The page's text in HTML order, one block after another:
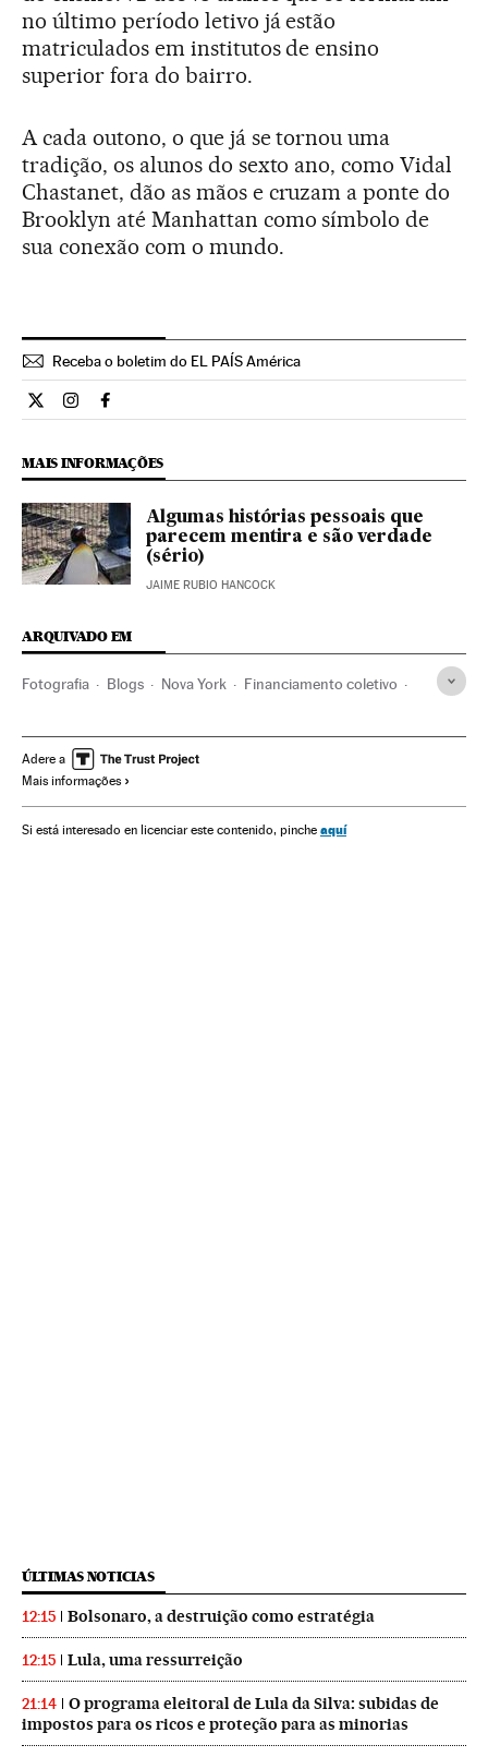
no último período letivo já estão
matriculados em institutos de ensino
superior fora do bairro.
A cada outono, o que já se tornou uma
tradição, os alunos do sexto ano, como Vidal
Chastanet, dão as mãos e cruzam a ponte do
Brooklyn até Manhattan como símbolo de
sua conexão com o mundo.
Receba o boletim do EL PAÍS América
Estilo El País Brasil en Twitter
Estilo El País Brasil en Instagram
Estilo El País Brasil en Facebook
MAIS INFORMAÇÕES
Algumas histórias pessoais que
parecem mentira e são verdade
(sério)
JAIME RUBIO HANCOCK
ARQUIVADO EM
Fotografia Blogs Nova York Financiamento coletivo
Verne
Adere a
Mais informações
Si está interesado en licenciar este contenido, pinche aquí
ÚLTIMAS NOTICIAS
12:15 Bolsonaro, a destruição como estratégia
12:15 Lula, uma ressurreição
21:14
O programa eleitoral de Lula da Silva: subidas de
impostos para os ricos e proteção para as minorias